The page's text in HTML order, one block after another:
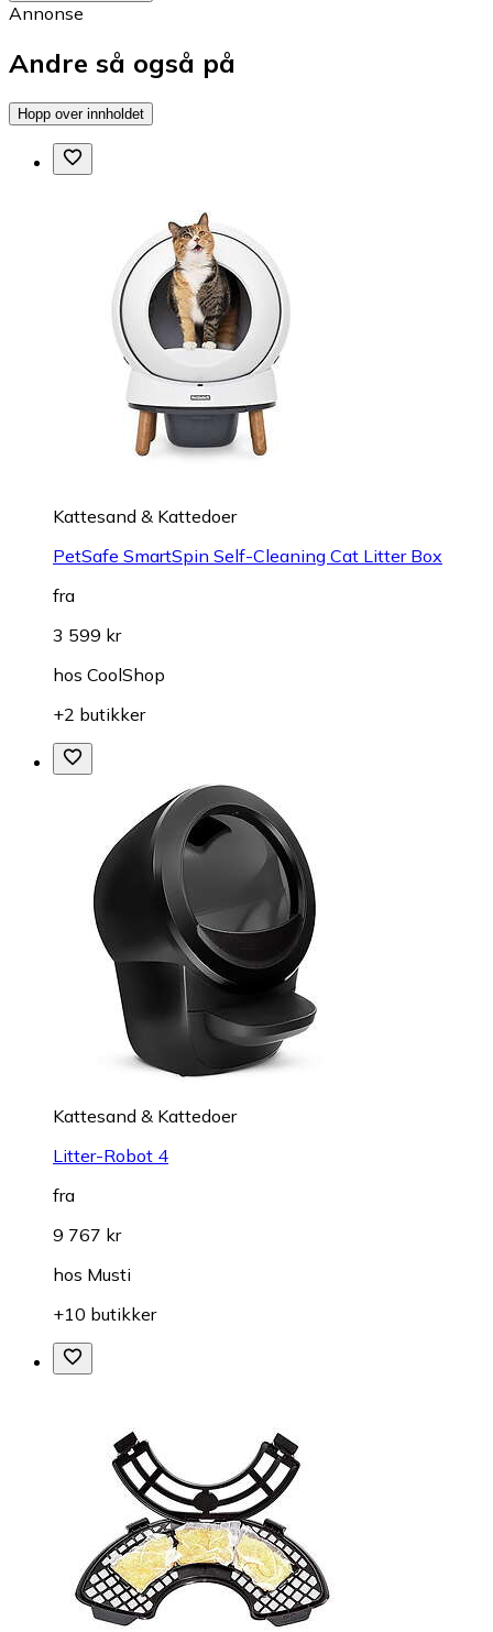
Annonse
Andre så også på
Hopp over innholdet
Kattesand & Kattedoer
PetSafe SmartSpin Self-Cleaning Cat Litter Box
fra
3 599 kr
hos CoolShop
+2 butikker
Kattesand & Kattedoer
Litter-Robot 4
fra
9 767 kr
hos Musti
+10 butikker